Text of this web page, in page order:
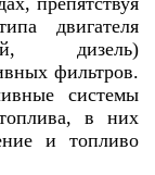
двигателя
дизель)
фильтров.
системы
в них
и топливо